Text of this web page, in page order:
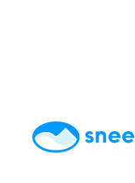
AccommodatiesTips